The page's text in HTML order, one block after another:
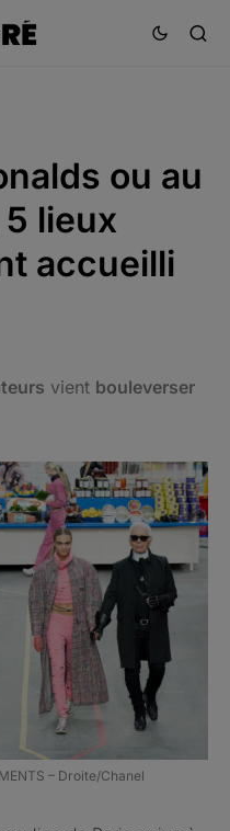
ou au
lieux
accueilli
vient bouleverser
– Droite/Chanel